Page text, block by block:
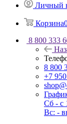
Личный
Корзина
8 800 333
8 800
+7
Сб - с
Вс: -